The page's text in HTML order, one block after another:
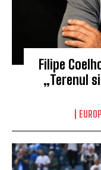
Filipe
„Terenul